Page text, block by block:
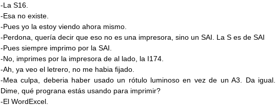
-La S16.
-Esa no existe.
-Pues yo la estoy viendo ahora mismo.
-Perdona, quería decir que eso no es una impresora, sino un SAI. La S es de SAI
-Pues siempre imprimo por la SAI.
-No, imprimes por la impresora de al lado, la I174.
-Ah, ya veo el letrero, no me habia fijado.
-Mea culpa, deberia haber usado un rótulo luminoso en vez de un A3. Da igual.
Dime, qué prograna estás usando para imprimir?
-El WordExcel.